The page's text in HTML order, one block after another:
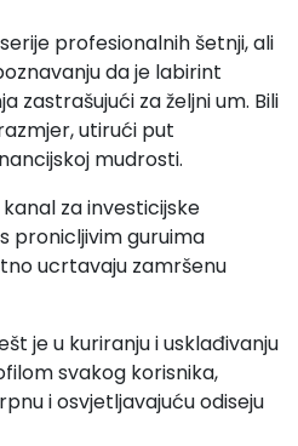
profesionalnih šetnji, ali
da je labirint
zastrašujući za željni um. Bili
utirući put
mudrosti.
kanal za investicijske
pronicljivim guruima
ucrtavaju zamršenu
je u kuriranju i usklađivanju
svakog korisnika,
i osvjetljavajuću odiseju